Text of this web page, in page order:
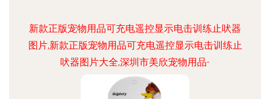
新款正版宠物用品可充电遥控显示电击训练止吠器
图片,新款正版宠物用品可充电遥控显示电击训练止
吠器图片大全,深圳市美欣宠物用品-